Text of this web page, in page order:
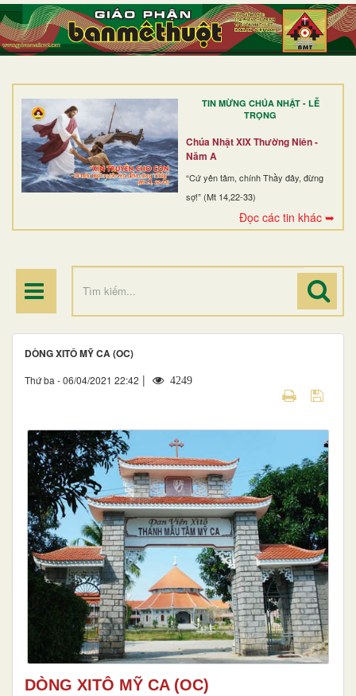
TIN MỪNG CHÚA NHẬT - LỄ
TRỌNG
Chúa Nhật XIX Thường Niên -
Năm A
“Cứ yên tâm, chính Thầy đây, đừng
sợ!” (Mt 14,22-33)
Đọc các tin khác ➥
TRANG NHẤT
GIỚI THIỆU
DÒNG TU
BAN MỤC VỤ
ĐOÀN THỂ CG
ĐIỂM HÀNH HƯƠNG
DÒNG XITÔ MỸ CA (OC)
Thứ ba - 06/04/2021 22:42 | 4249
DÒNG XITÔ MỸ CA (OC)